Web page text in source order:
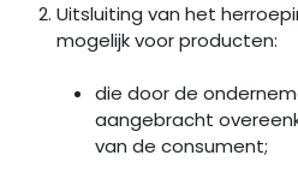
Uitsluiting van het
mogelijk voor producten:
die door de
aangebracht
van de consument;